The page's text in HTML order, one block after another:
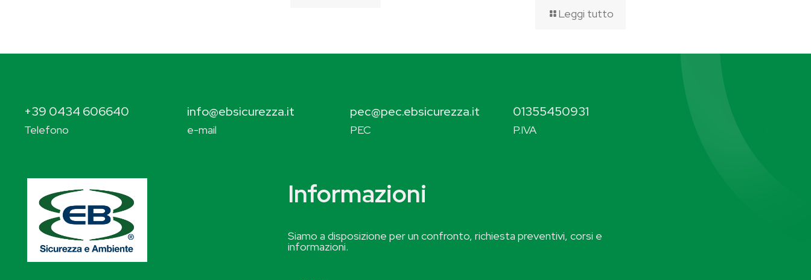
Leggi tutto
+39 0434 606640
Telefono
info@ebsicurezza.it
e-mail
pec@pec.ebsicurezza.it
PEC
01355450931
P.IVA
Informazioni
Siamo a disposizione per un confronto, richiesta preventivi, corsi e
informazioni.